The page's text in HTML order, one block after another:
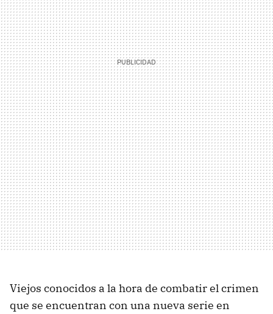
Viejos conocidos a la hora de combatir el crimen
que se encuentran con una nueva serie en